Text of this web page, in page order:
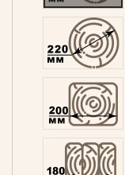
Клееный